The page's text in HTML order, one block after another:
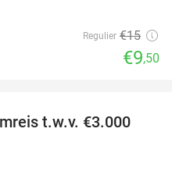
Regulier €15
€9,50
t.w.v. €3.000